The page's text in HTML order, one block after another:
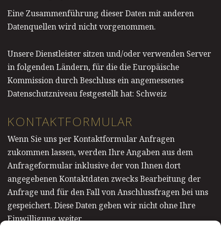
Eine Zusammenführung dieser Daten mit anderen
Datenquellen wird nicht vorgenommen.
Unsere Dienstleister sitzen und/oder verwenden Server
in folgenden Ländern, für die die Europäische
Kommission durch Beschluss ein angemessenes
Datenschutzniveau festgestellt hat: Schweiz
KONTAKTFORMULAR
Wenn Sie uns per Kontaktformular Anfragen
zukommen lassen, werden Ihre Angaben aus dem
Anfrageformular inklusive der von Ihnen dort
angegebenen Kontaktdaten zwecks Bearbeitung der
Anfrage und für den Fall von Anschlussfragen bei uns
gespeichert. Diese Daten geben wir nicht ohne Ihre
Einwilligung weiter.